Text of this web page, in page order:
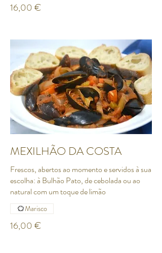
16,00 €
MEXILHÃO DA COSTA
Frescos, abertos ao momento e servidos à sua
escolha: à Bulhão Pato, de cebolada ou ao
16,00 €
Marisco